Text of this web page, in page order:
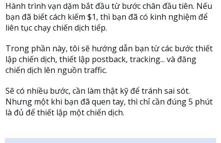
Hành trình vạn dặm bắt đầu từ bước chân đầu tiên. Nếu
bạn đã biết cách kiếm $1, thì bạn đã có kinh nghiệm để
liên tục chạy chiến dịch tiếp.
Trong phần này, tôi sẽ hướng dẫn bạn từ các bước thiết
lập chiến dịch, thiết lập postback, tracking... và đăng
chiến dịch lên nguồn traffic.
Sẽ có nhiều bước, cần làm thật kỹ để tránh sai sót.
Nhưng một khi bạn đã quen tay, thì chỉ cần đúng 5 phút
là đủ để thiết lập một chiến dịch.